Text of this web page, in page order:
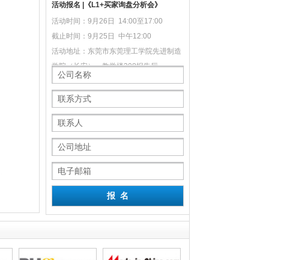
活动报名 |《L1+买家询盘分析会》
活动时间：9月26日 14:00至17:00
截止时间：9月25日 中午12:00
活动地址：东莞市东莞理工学院先进制造
学院（长安），教学楼208报告厅